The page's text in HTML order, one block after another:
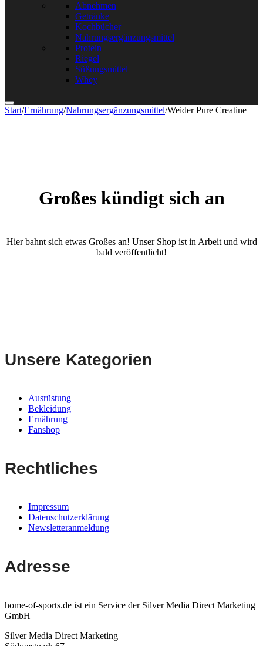
Abnehmen
Getränke
Kochbücher
Nahrungsergänzungsmittel
Protein
Riegel
Süßungsmittel
Whey
Start/Ernährung/Nahrungsergänzungsmittel/Weider Pure Creatine
Großes kündigt sich an
Hier bahnt sich etwas Großes an! Unser Shop ist in Arbeit und wird
bald veröffentlicht!
Unsere Kategorien
Ausrüstung
Bekleidung
Ernährung
Fanshop
Rechtliches
Impressum
Datenschutzerklärung
Newsletteranmeldung
Adresse
home-of-sports.de ist ein Service der Silver Media Direct Marketing
GmbH
Silver Media Direct Marketing